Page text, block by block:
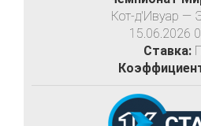
Кот-д'Ивуар —
15.06.2026
Ставка: